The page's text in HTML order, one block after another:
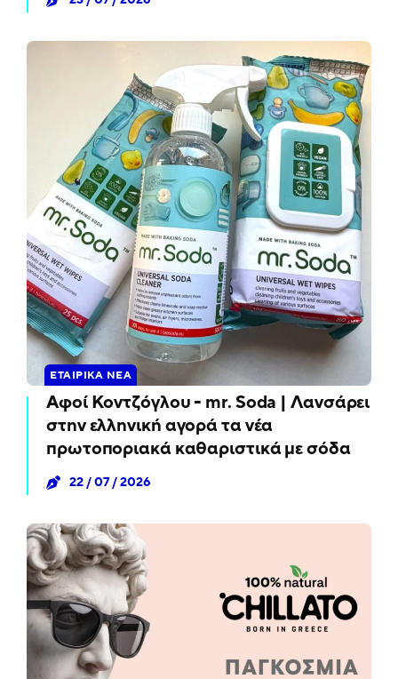
ΕΤΑΙΡΙΚΆ ΝΈΑ
Αφοί Κοντζόγλου - mr. Soda | Λανσάρει
στην ελληνική αγορά τα νέα
πρωτοποριακά καθαριστικά με σόδα
22 / 07 / 2026